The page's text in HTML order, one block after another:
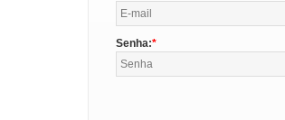
Senha: